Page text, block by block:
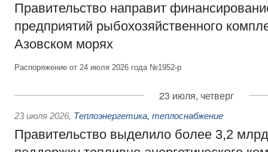
Правительство направит
предприятий рыбохозяйственного
Азовском морях
Распоряжение от 24 июля 2026 года №1952-р
23 июля, четверг
23 июля 2026, Теплоэнергетика, теплоснабжение
Правительство выделило более 3,2